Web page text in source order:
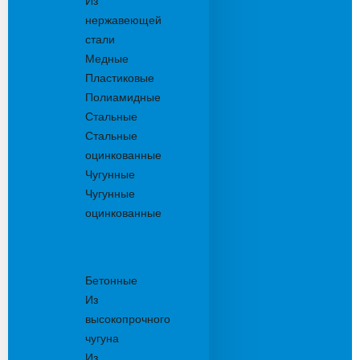
нержавеющей
стали
Медные
Пластиковые
Полиамидные
Стальные
Стальные
оцинкованные
Чугунные
Чугунные
оцинкованные
Бетонные
Из
высокопрочного
чугуна